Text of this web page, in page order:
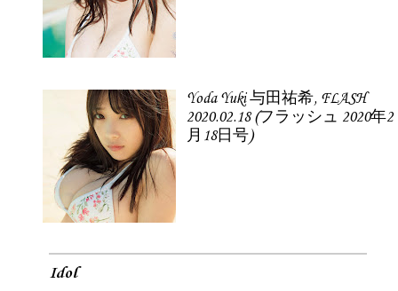
Yoda Yuki 与田祐希, FLASH
2020.02.18 (フラッシュ 2020年2
月18日号)
Idol